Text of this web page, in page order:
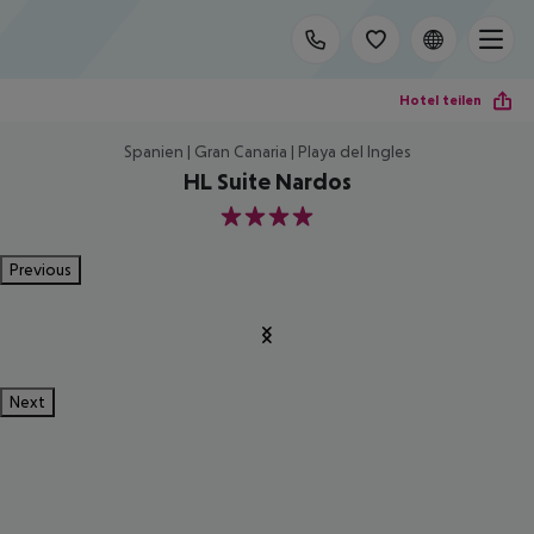
Hotel teilen
Spanien | Gran Canaria | Playa del Ingles
HL Suite Nardos
4
Previous
Next